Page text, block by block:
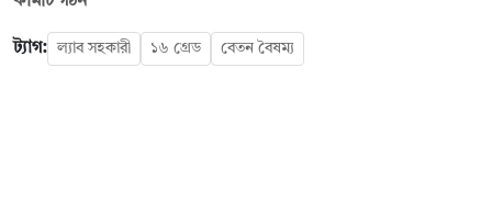
ট্যাগ: ল্যাব সহকারী ১৬ গ্রেড বেতন বৈষম্য